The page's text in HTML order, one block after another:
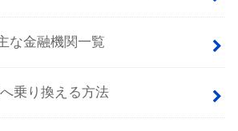
な金融機関一覧
乗り換える方法